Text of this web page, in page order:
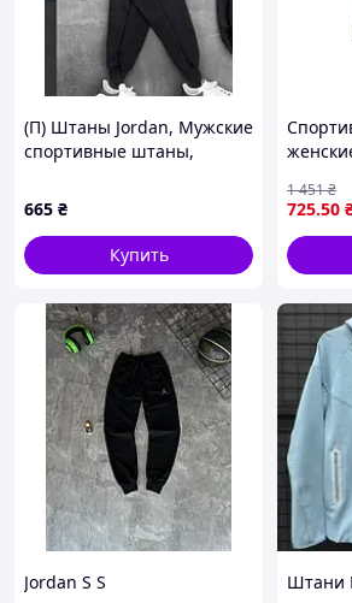
(П) Штаны Jordan, Мужские
спортивные штаны,
штаны мужские
665 ₴
Купить
КЕНА
725.50
1 451₴
Jordan S S Штани